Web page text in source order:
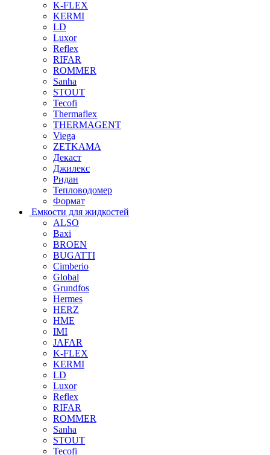
K-FLEX
KERMI
LD
Luxor
Reflex
RIFAR
ROMMER
Sanha
STOUT
Tecofi
Thermaflex
THERMAGENT
Viega
ZETKAMA
Декаст
Джилекс
Ридан
Тепловодомер
Формат
Емкости для жидкостей
ALSO
Baxi
BROEN
BUGATTI
Cimberio
Global
Grundfos
Hermes
HERZ
HME
IMI
JAFAR
K-FLEX
KERMI
LD
Luxor
Reflex
RIFAR
ROMMER
Sanha
STOUT
Tecofi